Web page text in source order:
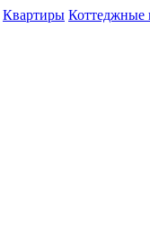
Квартиры Коттеджные